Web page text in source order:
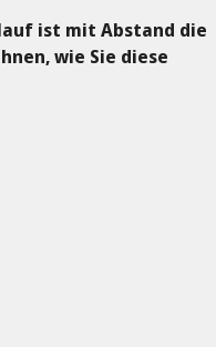
ist mit Abstand die
wie Sie diese